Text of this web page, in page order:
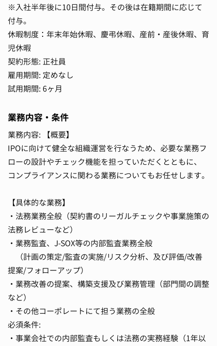
※入社半年後に10日間付与。その後は在籍期間に応じて
付与。
休暇制度：年末年始休暇、慶弔休暇、産前・産後休暇、育
児休暇
契約形態: 正社員
雇用期間: 定めなし
試用期間: 6ヶ月
業務内容・条件
業務内容: 【概要】
IPOに向けて健全な組織運営を行なうため、必要な業務フ
ローの設計やチェック機能を担っていただくとともに、
コンプライアンスに関わる業務についてもお任せします。
【具体的な業務】
・法務業務全般（契約書のリーガルチェックや事業施策の
法務レビューなど）
・業務監査、J-SOX等の内部監査業務全般
（計画の策定/監査の実施/リスク分析、及び評価/改善
提案/フォローアップ）
・業務改善の提案、構築支援及び業務管理（部門間の調整
など）
・その他コーポレートにて担う業務の全般
必須条件:
・事業会社での内部監査もしくは法務の実務経験（1年以